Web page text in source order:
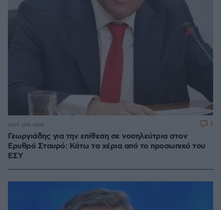
Γεωργιάδης για την επίθεση σε νοσηλεύτρια στον
Ερυθρό Σταυρό: Κάτω τα χέρια από το προσωπικό του
ΕΣΥ
πριν μία ώρα 4